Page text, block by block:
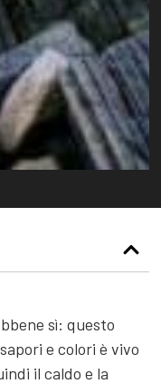
sì: questo
e colori è vivo
il caldo e la